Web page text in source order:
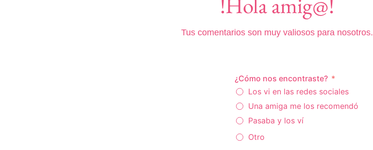
Tus comentarios son muy valiosos para nosotros.
¿Cómo nos encontraste?
Los vi en las redes sociales
Una amiga me los recomendó
Pasaba y los ví
Otro